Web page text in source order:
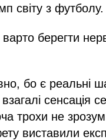
світу з футболу.
берегти
бо є реальні
сенсація
трохи не
виставили